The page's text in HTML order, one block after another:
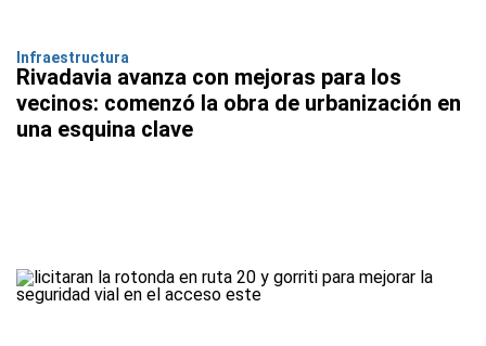
Infraestructura
Rivadavia avanza con mejoras para los
vecinos: comenzó la obra de urbanización en
una esquina clave